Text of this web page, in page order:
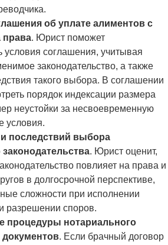
об уплате алиментов с
права. Юрист поможет
условия соглашения, учитывая
законодательство, а также
такого выбора. В соглашении
порядок индексации размера
неустойки за несвоевременную
условия.
последствий выбора
. Юрист оценит,
повлияет на права и
в долгосрочной перспективе,
сложности при исполнении
разрешении споров.
процедуры нотариального
документов. Если брачный договор